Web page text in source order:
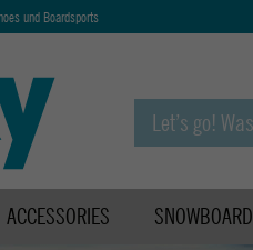
und Boardsports
ACCESSORIES SNOWBOARD